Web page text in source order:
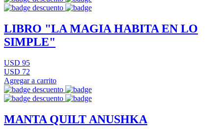
LIBRO "LA MAGIA HABITA EN LO
SIMPLE"
USD 95
USD 72
Agregar a carrito
MANTA QUILT ANUSHKA